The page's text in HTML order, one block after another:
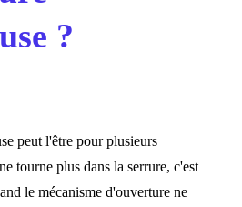
?
peut l'être pour plusieurs
tourne plus dans la serrure, c'est
le mécanisme d'ouverture ne